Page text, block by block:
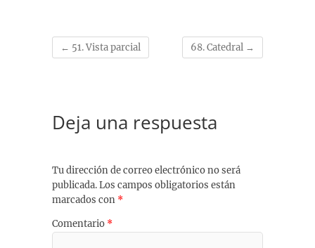
← 51. Vista parcial 68. Catedral →
Deja una respuesta
Tu dirección de correo electrónico no será
publicada.Los campos obligatorios están
marcados con *
Comentario *